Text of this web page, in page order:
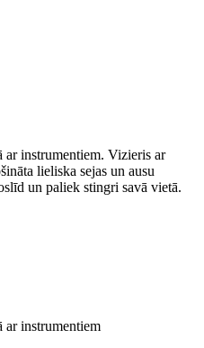
ar instrumentiem. Vizieris ar
lieliska sejas un ausu
un paliek stingri savā vietā.
ar instrumentiem